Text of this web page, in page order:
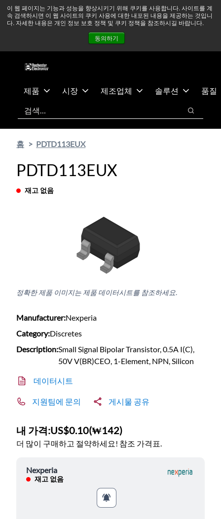
이 웹 페이지는 기능과 성능을 향상시키기 위해 쿠키를 사용합니다. 사이트를 계
속 검색하시면 이 웹 사이트의 쿠키 사용에 대한 내포된 내용을 제공하는 것입니
다. 자세한 내용은 개인 정보 보호 정책 및 쿠키 정책을 참조하시길 바랍니다.
동의하기
츠
건
중동 지역 상황을 지속적으로 주시하고 있으며, 모든 서비스는
정상적으로 운영되고 있습니다. 더 읽어보기 →
뉴스
문의하기
제품 시장 제조업체 솔루션
품질
검색
검색
홈 PDTD113EUX
PDTD113EUX
재고 없음
정확한 제품 이미지는 제품 데이터시트를 참조하세요.
Manufacturer:Nexperia
Category:Discretes
Description:Small Signal Bipolar Transistor, 0.5A I(C),
50V V(BR)CEO, 1-Element, NPN, Silicon
데이터시트
지원팀에 문의 게시물 공유
내 가격:US$0.10(₩142)
더 많이 구매하고 절약하세요! 참조 가격표.
Nexperia
재고 없음